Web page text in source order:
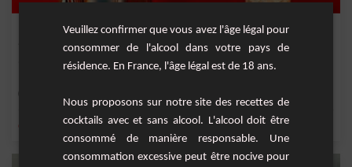
London Collins
Une variante du cocktail Collins avec du whisky.
citron sirop de canne ,eau gazeuse,citron jaune ,jus de citron jaune
Veuillez confirmer que vous avez l'âge légal pour
consommer de l'alcool dans votre pays de
résidence. En France, l'âge légal est de 18 ans.
Nous proposons sur notre site des recettes de
cocktails avec et sans alcool. L'alcool doit être
consommé de manière responsable. Une
consommation excessive peut être nocive pour